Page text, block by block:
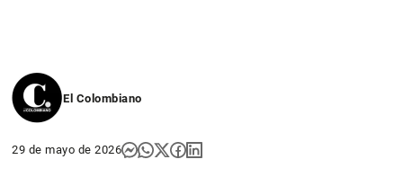
El Colombiano
29 de mayo de 2026